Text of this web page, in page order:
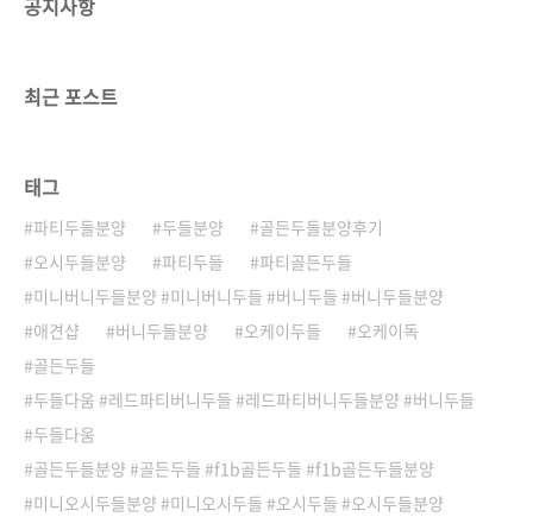
공지사항
최근 포스트
태그
파티두들분양 두들분양
골든두들분양후기
오시두들분양
파티두들
파티골든두들
미니버니두들분양 #미니버니두들 #버니두들 #버니두들분양
애견샵
버니두들분양 오케이두들
오케이독
골든두들
두들다움 #레드파티버니두들 #레드파티버니두들분양 #버니두들
두들다움
골든두들분양 #골든두들 #f1b골든두들 #f1b골든두들분양
미니오시두들분양 #미니오시두들 #오시두들 #오시두들분양